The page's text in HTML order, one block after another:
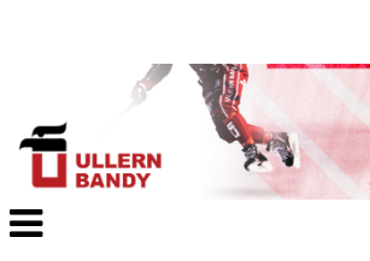
Veksle
navigasjon